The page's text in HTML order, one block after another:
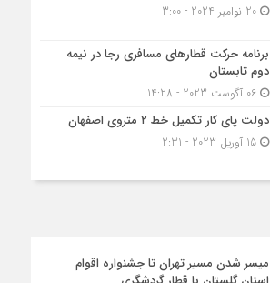
20 نوامبر 2024 - 3:00
برنامه حرکت قطارهای مسافری رجا در نیمه
دوم تابستان
06 آگوست 2023 - 14:28
دولت پای کار تکمیل خط ۲ متروی اصفهان
15 آوریل 2023 - 2:31
میسر شدن مسیر تهران تا جشنواره اقوام